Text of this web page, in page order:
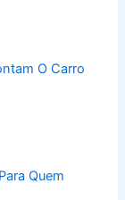
O Carro
Quem